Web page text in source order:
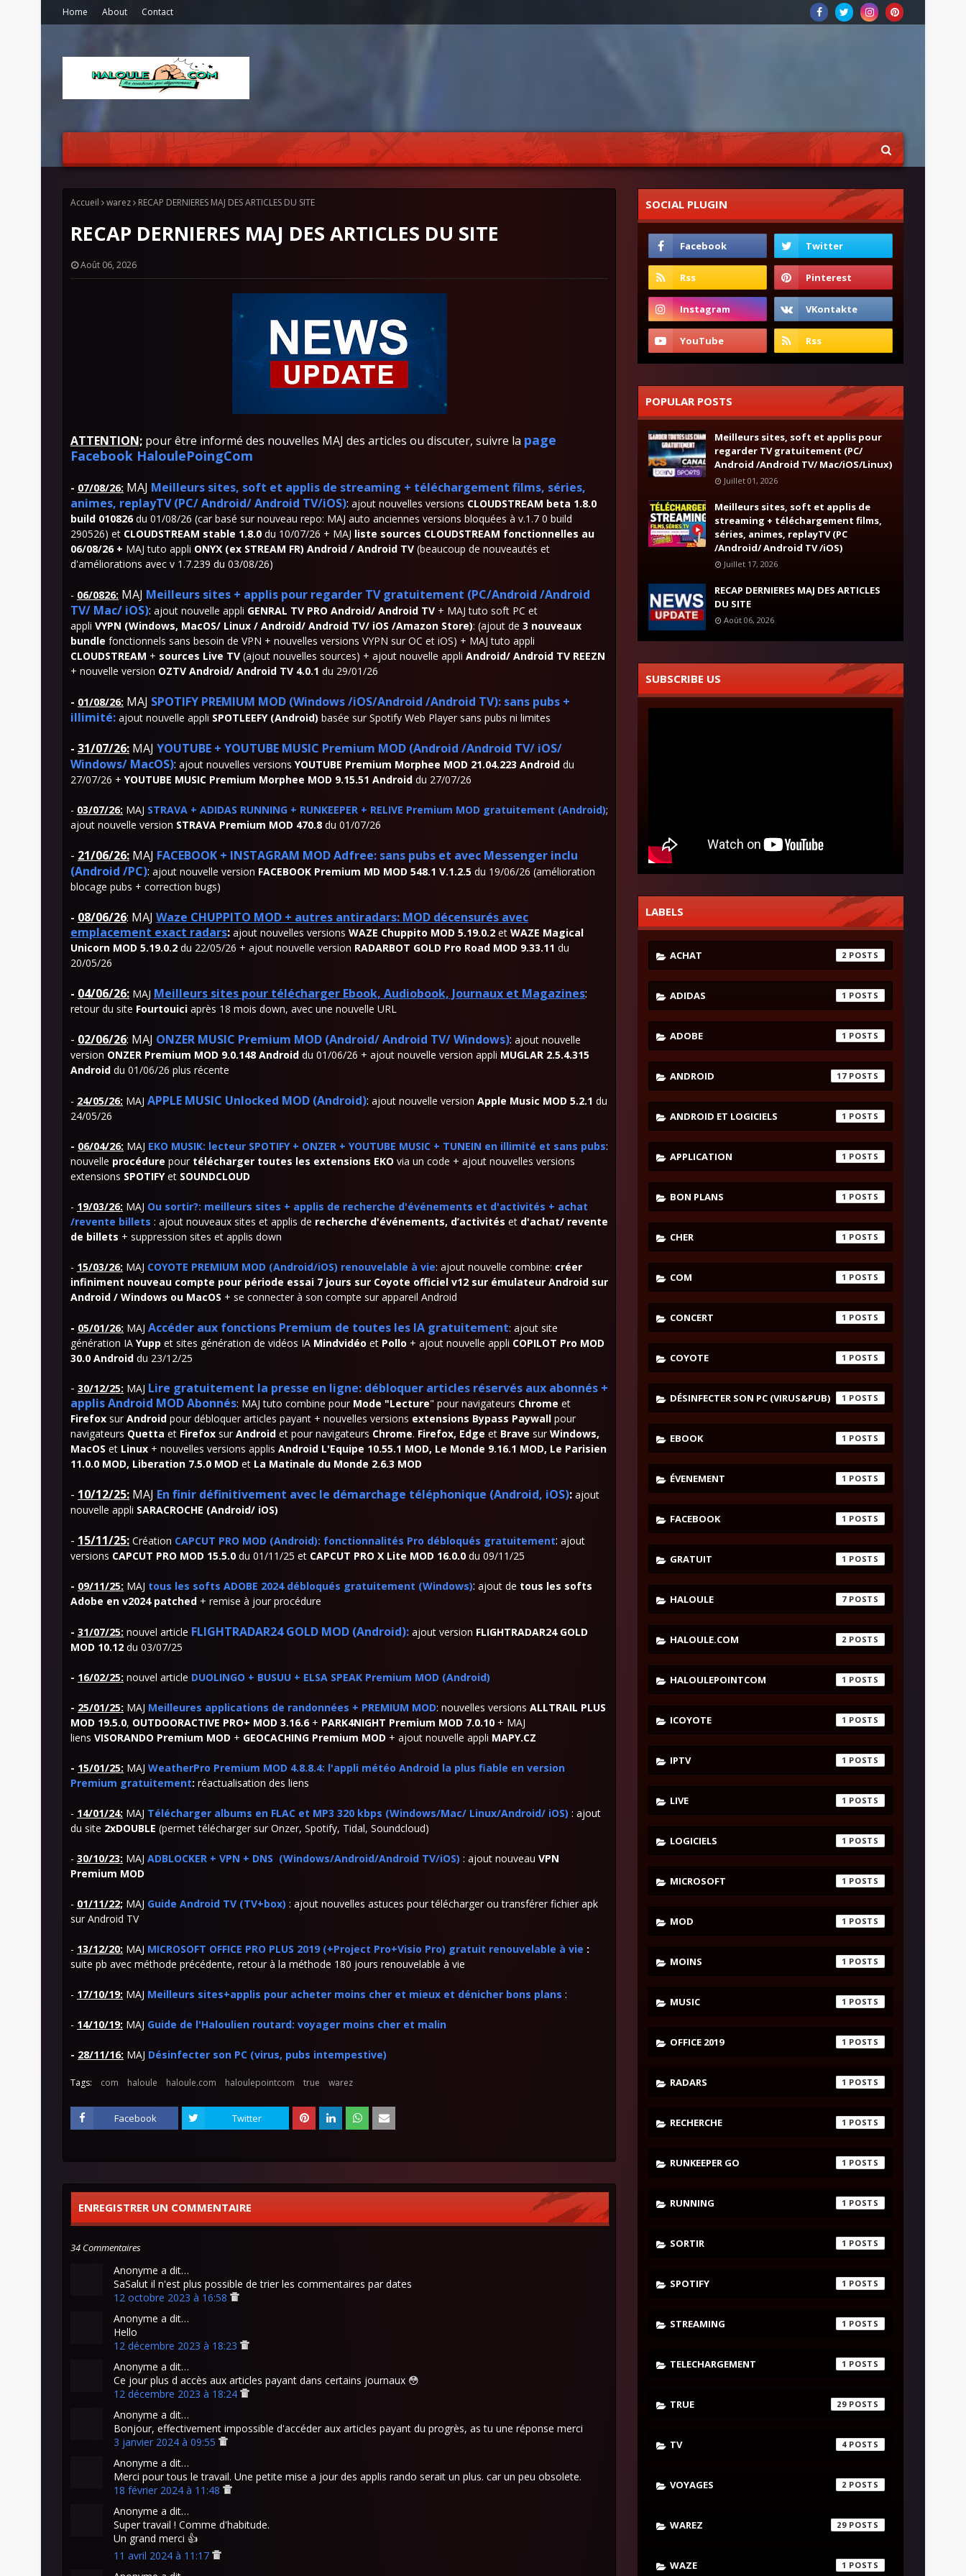
Home About Contact
Accueil warez RECAP DERNIERES MAJ DES ARTICLES DU SITE
RECAP DERNIERES MAJ DES ARTICLES DU SITE
Août 06, 2026
ATTENTION; pour être informé des nouvelles MAJ des articles ou discuter, suivre la page
Facebook HaloulePoingCom
- 07/08/26: MAJ Meilleurs sites, soft et applis de streaming + téléchargement films, séries,
animes, replayTV (PC/ Android/ Android TV/iOS): ajout nouvelles versions CLOUDSTREAM beta 1.8.0
build 010826du 01/08/26 (car basé sur nouveau repo: MAJ auto anciennes versions bloquées à v.1.7 0 build
290526) et CLOUDSTREAM stable 1.8.0 du 10/07/26 + MAJ liste sources CLOUDSTREAM fonctionnelles au
06/08/26 + MAJ tuto appli ONYX (ex STREAM FR) Android / Android TV (beaucoup de nouveautés et
d'améliorations avec v 1.7.239 du 03/08/26)
- 06/0826: MAJ Meilleurs sites + applis pour regarder TV gratuitement (PC/Android /Android
TV/ Mac/ iOS): ajout nouvelle appli GENRAL TV PRO Android/ Android TV + MAJ tuto soft PC et
appli VYPN (Windows, MacOS/ Linux / Android/ Android TV/ iOS /Amazon Store): (ajout de 3 nouveaux
bundle fonctionnels sans besoin de VPN + nouvelles versions VYPN sur OC et iOS) + MAJ tuto appli
CLOUDSTREAM + sources Live TV (ajout nouvelles sources) + ajout nouvelle appli Android/ Android TV REEZN
+ nouvelle version OZTV Android/ Android TV 4.0.1 du 29/01/26
- 01/08/26: MAJ SPOTIFY PREMIUM MOD (Windows /iOS/Android /Android TV): sans pubs +
illimité: ajout nouvelle appli SPOTLEEFY (Android) basée sur Spotify Web Player sans pubs ni limites
- 31/07/26: MAJ YOUTUBE + YOUTUBE MUSIC Premium MOD (Android /Android TV/ iOS/
Windows/ MacOS): ajout nouvelles versions YOUTUBE Premium Morphee MOD 21.04.223 Android du
27/07/26 + YOUTUBE MUSIC Premium Morphee MOD 9.15.51 Android du 27/07/26
- 03/07/26: MAJ STRAVA + ADIDAS RUNNING + RUNKEEPER + RELIVE Premium MOD gratuitement (Android);
ajout nouvelle version STRAVA Premium MOD 470.8 du 01/07/26
- 21/06/26: MAJ FACEBOOK + INSTAGRAM MOD Adfree: sans pubs et avec Messenger inclu
(Android /PC): ajout nouvelle version FACEBOOK Premium MD MOD 548.1 V.1.2.5 du 19/06/26 (amélioration
blocage pubs + correction bugs)
- 08/06/26: MAJ Waze CHUPPITO MOD + autres antiradars: MOD décensurés avec
emplacement exact radars: ajout nouvelles versions WAZE Chuppito MOD 5.19.0.2 et WAZE Magical
Unicorn MOD 5.19.0.2 du 22/05/26 + ajout nouvelle version RADARBOT GOLD Pro Road MOD 9.33.11 du
20/05/26
- 04/06/26: MAJ Meilleurs sites pour télécharger Ebook, Audiobook, Journaux et Magazines:
retour du site Fourtouici après 18 mois down, avec une nouvelle URL
- 02/06/26: MAJ ONZER MUSIC Premium MOD (Android/ Android TV/ Windows): ajout nouvelle
version ONZER Premium MOD 9.0.148 Android du 01/06/26 + ajout nouvelle version appli MUGLAR 2.5.4.315
Android du 01/06/26 plus récente
- 24/05/26: MAJ APPLE MUSIC Unlocked MOD (Android): ajout nouvelle version Apple Music MOD 5.2.1 du
24/05/26
- 06/04/26: MAJ EKO MUSIK: lecteur SPOTIFY + ONZER + YOUTUBE MUSIC + TUNEIN en illimité et sans pubs:
nouvelle procédure pour télécharger toutes les extensions EKO via un code + ajout nouvelles versions
extensions SPOTIFYet SOUNDCLOUD
- 19/03/26: MAJ Ou sortir?: meilleurs sites + applis de recherche d'événements et d'activités + achat
/revente billets : ajout nouveaux sites et applis de recherche d'événements, d’activités et d'achat/ revente
de billets + suppression sites et applis down
- 15/03/26: MAJ COYOTE PREMIUM MOD (Android/iOS) renouvelable à vie: ajout nouvelle combine: créer
infiniment nouveau compte pour période essai 7 jours sur Coyote officiel v12 sur émulateur Android sur
Android / Windows ou MacOS + se connecter à son compte sur appareil Android
- 05/01/26: MAJ Accéder aux fonctions Premium de toutes les IA gratuitement: ajout site
génération IA Yupp et sites génération de vidéos IA Mindvidéo et Pollo + ajout nouvelle appli COPILOT Pro MOD
30.0 Android du 23/12/25
- 30/12/25: MAJ Lire gratuitement la presse en ligne: débloquer articles réservés aux abonnés +
applis Android MOD Abonnés: MAJ tuto combine pour Mode "Lecture" pour navigateurs Chrome et
Firefox surAndroid pour débloquer articles payant + nouvelles versions extensions Bypass Paywall pour
navigateurs Quetta et Firefox sur Android et pour navigateurs Chrome. Firefox, Edge et Brave sur Windows,
MacOS et Linux + nouvelles versions applis Android L'Equipe 10.55.1 MOD, Le Monde 9.16.1 MOD, Le Parisien
11.0.0 MOD, Liberation 7.5.0 MOD et La Matinale du Monde 2.6.3 MOD
- 10/12/25: MAJ En finir définitivement avec le démarchage téléphonique (Android, iOS): ajout
nouvelle appli SARACROCHE (Android/ iOS)
- 15/11/25: Création CAPCUT PRO MOD (Android): fonctionnalités Pro débloqués gratuitement: ajout
versions CAPCUT PRO MOD 15.5.0 du 01/11/25 et CAPCUT PRO X Lite MOD 16.0.0 du 09/11/25
- 09/11/25: MAJ tous les softs ADOBE 2024 débloqués gratuitement (Windows): ajout de tous les softs
Adobe en v2024 patched + remise à jour procédure
- 31/07/25: nouvel article FLIGHTRADAR24 GOLD MOD (Android): ajout version FLIGHTRADAR24 GOLD
MOD 10.12 du 03/07/25
- 16/02/25: nouvel article DUOLINGO + BUSUU + ELSA SPEAK Premium MOD (Android)
- 25/01/25: MAJ Meilleures applications de randonnées + PREMIUM MOD: nouvelles versions ALLTRAIL PLUS
MOD 19.5.0, OUTDOORACTIVE PRO+ MOD 3.16.6+ PARK4NIGHT Premium MOD 7.0.10 + MAJ
liens VISORANDO Premium MOD + GEOCACHING Premium MOD + ajout nouvelle appli MAPY.CZ
- 15/01/25: MAJ WeatherPro Premium MOD 4.8.8.4: l'appli météo Android la plus fiable en version
Premium gratuitement: réactualisation des liens
- 14/01/24: MAJ Télécharger albums en FLAC et MP3 320 kbps (Windows/Mac/ Linux/Android/ iOS) : ajout
du site 2xDOUBLE (permet télécharger sur Onzer, Spotify, Tidal, Soundcloud)
- 30/10/23: MAJ ADBLOCKER + VPN + DNS (Windows/Android/Android TV/iOS) : ajout nouveau VPN
Premium MOD
- 01/11/22; MAJ Guide Android TV (TV+box) : ajout nouvelles astuces pour télécharger ou transférer fichier apk
sur Android TV
- 13/12/20: MAJ MICROSOFT OFFICE PRO PLUS 2019 (+Project Pro+Visio Pro) gratuit renouvelable à vie :
suite pb avec méthode précédente, retour à la méthode 180 jours renouvelable à vie
- 17/10/19: MAJ Meilleurs sites+applis pour acheter moins cher et mieux et dénicher bons plans :
- 14/10/19: MAJ Guide de l'Haloulien routard: voyager moins cher et malin
- 28/11/16: MAJ Désinfecter son PC (virus, pubs intempestive)
Tags: com haloule haloule.com haloulepointcom true warez
Facebook Twitter
ENREGISTRER UN COMMENTAIRE
34 Commentaires
Anonyme a dit…
SaSalut il n'est plus possible de trier les commentaires par dates
12 octobre 2023 à 16:58
Anonyme a dit…
Hello
12 décembre 2023 à 18:23
Anonyme a dit…
Ce jour plus d accès aux articles payant dans certains journaux 😳
12 décembre 2023 à 18:24
Anonyme a dit…
Bonjour, effectivement impossible d'accéder aux articles payant du progrès, as tu une réponse merci
3 janvier 2024 à 09:55
Anonyme a dit…
Merci pour tous le travail. Une petite mise a jour des applis rando serait un plus. car un peu obsolete.
18 février 2024 à 11:48
Anonyme a dit…
Super travail ! Comme d'habitude.
Un grand merci 👍
11 avril 2024 à 11:17
SOCIAL PLUGIN
POPULAR POSTS
Meilleurs sites, soft et applis pour
regarder TV gratuitement (PC/
Android /Android TV/ Mac/iOS/Linux)
Juillet 01, 2026
Meilleurs sites, soft et applis de
streaming + téléchargement films,
séries, animes, replayTV (PC
/Android/ Android TV /iOS)
Juillet 17, 2026
RECAP DERNIERES MAJ DES ARTICLES
DU SITE
Août 06, 2026
SUBSCRIBE US
LABELS
ACHAT 2
ADIDAS 1
ADOBE 1
ANDROID 17
ANDROID ET LOGICIELS 1
APPLICATION 1
BON PLANS 1
CHER 1
COM 1
CONCERT 1
COYOTE 1
DÉSINFECTER SON PC (VIRUS&PUB) 1
EBOOK 1
ÉVENEMENT 1
FACEBOOK 1
GRATUIT 1
HALOULE 7
HALOULE.COM 2
HALOULEPOINTCOM 1
ICOYOTE 1
IPTV 1
LIVE 1
LOGICIELS 1
MICROSOFT 1
MOD 1
MOINS 1
MUSIC 1
OFFICE 2019 1
RADARS 1
RECHERCHE 1
RUNKEEPER GO 1
RUNNING 1
SORTIR 1
SPOTIFY 1
STREAMING 1
TELECHARGEMENT 1
TRUE 29
TV 4
VOYAGES 2
WAREZ 29
WAZE 1